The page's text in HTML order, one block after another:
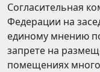
Согласительная
Федерации на
единому мнению
запрете на
помещениях